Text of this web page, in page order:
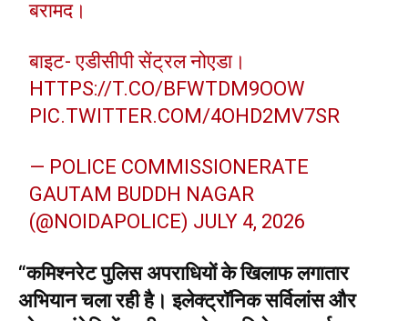
बरामद।
बाइट- एडीसीपी सेंट्रल नोएडा।
HTTPS://T.CO/BFWTDM9OOW
PIC.TWITTER.COM/4OHD2MV7SR
— POLICE COMMISSIONERATE
GAUTAM BUDDH NAGAR
(@NOIDAPOLICE) JULY 4, 2026
“कमिश्नरेट पुलिस अपराधियों के खिलाफ लगातार
अभियान चला रही है। इलेक्ट्रॉनिक सर्विलांस और